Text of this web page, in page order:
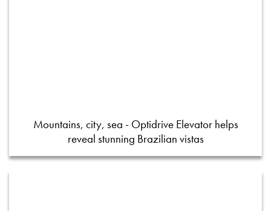
Mountains, city, sea - Optidrive Elevator helps
reveal stunning Brazilian vistas